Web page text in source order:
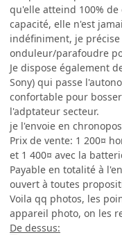
qu'elle atteind 100%
capacité, elle n'est
indéfiniment, je
onduleur/parafoudre
Je dispose également
Sony) qui passe
confortable pour
l'adptateur secteur.
je l'envoie en
Prix de vente: 1 200¤
et 1 400¤ avec la
Payable en totalité à
ouvert à toutes
Voila qq photos, les
appareil photo, on les
De dessus: